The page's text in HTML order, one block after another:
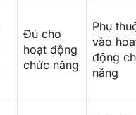
Đủ cho
hoạt động
chức năng
Phụ
vào
động
năng